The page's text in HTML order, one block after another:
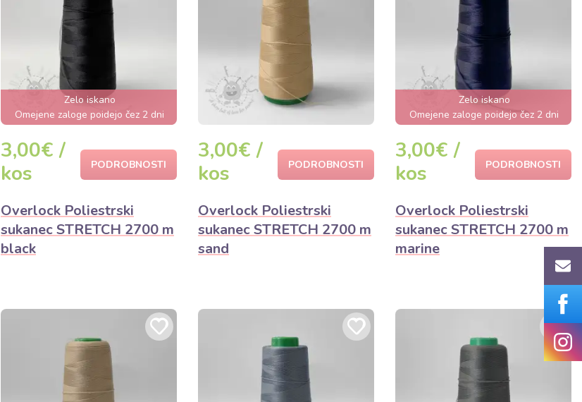
Zelo iskano
Omejene zaloge poidejo čez 2 dni
3,00€ /
kos
PODROBNOSTI
Overlock Poliestrski
sukanec STRETCH 2700 m
black
3,00€ /
kos
PODROBNOSTI
Overlock Poliestrski
sukanec STRETCH 2700 m
sand
Zelo iskano
Omejene zaloge poidejo čez 2 dni
3,00€ /
kos
PODROBNOSTI
Overlock Poliestrski
sukanec STRETCH 2700 m
marine